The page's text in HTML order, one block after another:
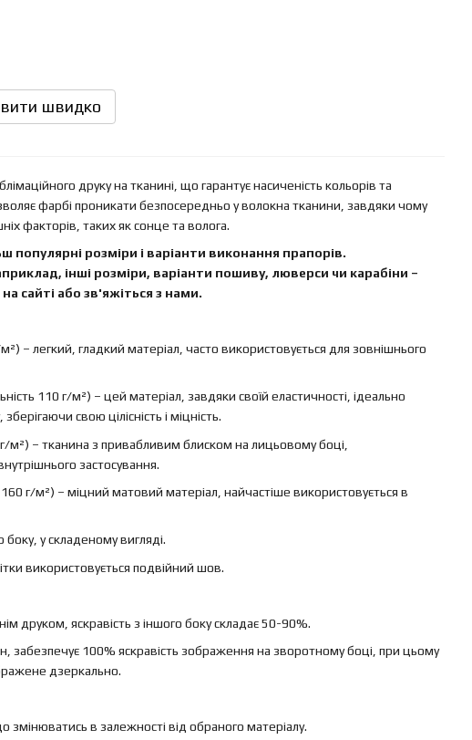
швидко
друку на тканині, що гарантує насиченість кольорів та
фарбі проникати безпосередньо у волокна тканини, завдяки чому
факторів, таких як сонце та волога.
популярні розміри і варіанти виконання прапорів.
інші розміри, варіанти пошиву, люверси чи карабіни –
сайті або зв'яжіться з нами.
– легкий, гладкий матеріал, часто використовується для зовнішнього
110 г/м²) – цей матеріал, завдяки своїй еластичності, ідеально
свою цілісність і міцність.
м²) – тканина з привабливим блиском на лицьовому боці,
застосування.
160 г/м²) – міцний матовий матеріал, найчастіше використовується в
у складеному вигляді.
використовується подвійний шов.
друком, яскравість з іншого боку складає 50-90%.
забезпечує 100% яскравість зображення на зворотному боці, при цьому
дзеркально.
змінюватись в залежності від обраного матеріалу.